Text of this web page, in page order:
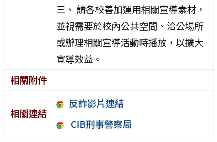
三、 請各校善加運用相關宣導素材，
並視需要於校內公共空間、洽公場所
或辦理相關宣導活動時播放，以擴大
宣導效益。
相關附件
相關連結
反詐影片連結
CIB刑事警察局